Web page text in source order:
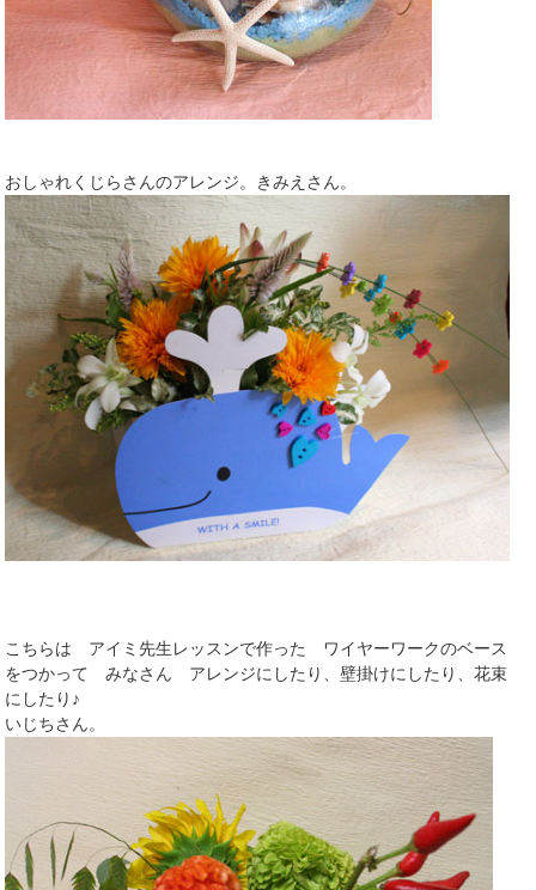
おしゃれくじらさんのアレンジ。きみえさん。
こちらは アイミ先生レッスンで作った ワイヤーワークのベース
をつかって みなさん アレンジにしたり、壁掛けにしたり、花束
にしたり♪
いじちさん。